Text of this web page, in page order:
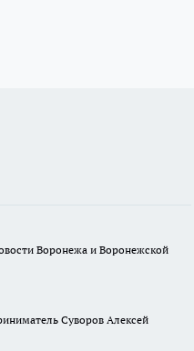
Воронежа и Воронежской
Суворов Алексей